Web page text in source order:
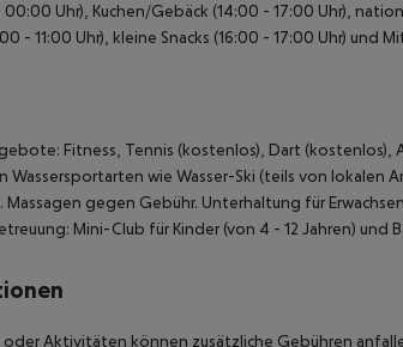
Uhr), Kuchen/Gebäck (14:00 - 17:00 Uhr),
- 11:00 Uhr), kleine Snacks (16:00 - 17:00 Uhr) und
Fitness, Tennis (kostenlos), Dart (kostenlos),
Wassersportarten wie Wasser-Ski (teils von
Massagen gegen Gebühr. Unterhaltung für
Mini-Club für Kinder (von 4 - 12 Jahren) und
Aktivitäten können zusätzliche Gebühren